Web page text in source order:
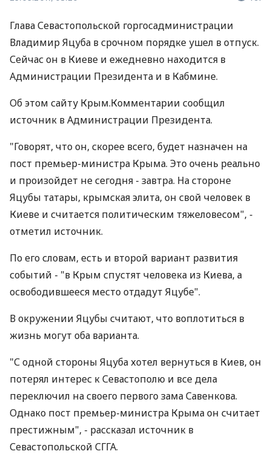
Глава Севастопольской горгосадминистрации
Владимир Яцуба в срочном порядке ушел в отпуск.
Сейчас он в Киеве и ежедневно находится в
Администрации Президента и в Кабмине.
Об этом сайту Крым.Комментарии сообщил
источник в Администрации Президента.
"Говорят, что он, скорее всего, будет назначен на
пост премьер-министра Крыма. Это очень реально
и произойдет не сегодня - завтра. На стороне
Яцубы татары, крымская элита, он свой человек в
Киеве и считается политическим тяжеловесом", -
отметил источник.
По его словам, есть и второй вариант развития
событий - "в Крым спустят человека из Киева, а
освободившееся место отдадут Яцубе".
В окружении Яцубы считают, что воплотиться в
жизнь могут оба варианта.
"С одной стороны Яцуба хотел вернуться в Киев, он
потерял интерес к Севастополю и все дела
переключил на своего первого зама Савенкова.
Однако пост премьер-министра Крыма он считает
престижным", - рассказал источник в
Севастопольской СГГА.